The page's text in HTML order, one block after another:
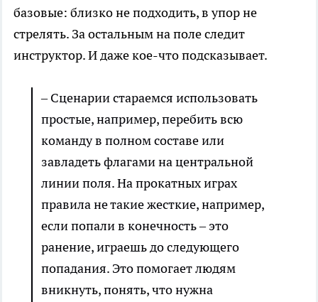
базовые: близко не подходить, в упор не
стрелять. За остальным на поле следит
инструктор. И даже кое-что подсказывает.
– Сценарии стараемся использовать
простые, например, перебить всю
команду в полном составе или
завладеть флагами на центральной
линии поля. На прокатных играх
правила не такие жесткие, например,
если попали в конечность – это
ранение, играешь до следующего
попадания. Это помогает людям
вникнуть, понять, что нужна